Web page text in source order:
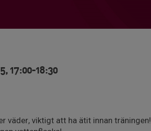
17:00-18:30
väder, viktigt att ha ätit innan träningen!